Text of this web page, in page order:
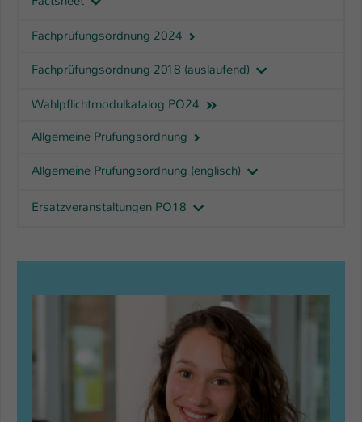
Fachprüfungsordnung 2024
Fachprüfungsordnung 2018 (auslaufend)
Wahlpflichtmodulkatalog PO24
Allgemeine Prüfungsordnung
Allgemeine Prüfungsordnung (englisch)
Ersatzveranstaltungen PO18